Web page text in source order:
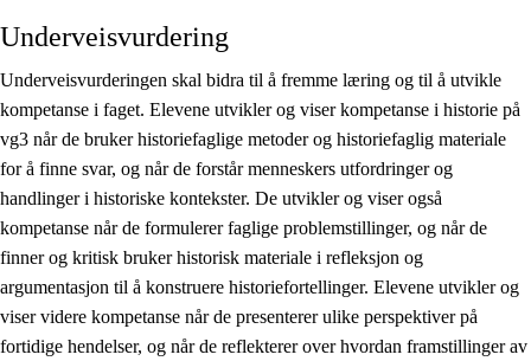
Underveisvurdering
Underveisvurderingen skal bidra til å fremme læring og til å utvikle
kompetanse i faget. Elevene utvikler og viser kompetanse i historie på
vg3 når de bruker historiefaglige metoder og historiefaglig materiale
for å finne svar, og når de forstår menneskers utfordringer og
handlinger i historiske kontekster. De utvikler og viser også
kompetanse når de formulerer faglige problemstillinger, og når de
finner og kritisk bruker historisk materiale i refleksjon og
argumentasjon til å konstruere historiefortellinger. Elevene utvikler og
viser videre kompetanse når de presenterer ulike perspektiver på
fortidige hendelser, og når de reflekterer over hvordan framstillinger av